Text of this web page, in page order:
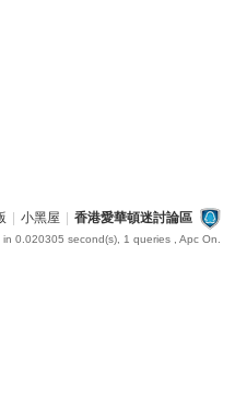
小黑屋 香港愛華頓迷討論區
in 0.020305 second(s), 1 queries , Apc On.